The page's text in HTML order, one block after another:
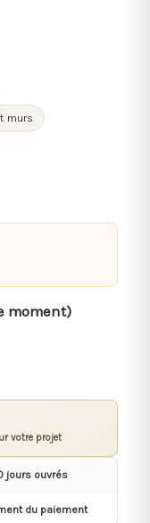
murs
moment)
votre projet
jours ouvrés
du paiement